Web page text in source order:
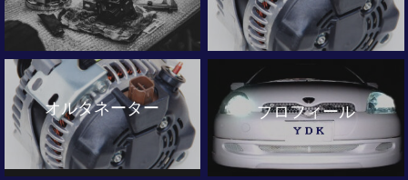
オルタネーター プロフィール